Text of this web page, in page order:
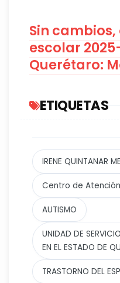
Sin
escolar
Querétaro:
ETIQUETAS
IRENE QUINTANAR
Centro de
AUTISMO
UNIDAD DE
EN EL ESTADO DE
TRASTORNO DEL